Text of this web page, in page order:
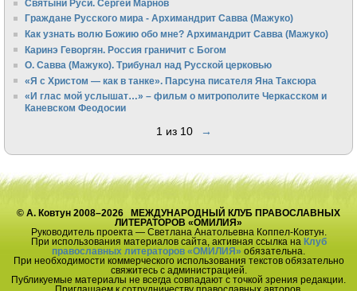
Святыни Руси. Сергей Марнов
Граждане Русского мира - Архимандрит Савва (Мажуко)
Как узнать волю Божию обо мне? Архимандрит Савва (Мажуко)
Каринэ Геворгян. Россия граничит с Богом
О. Савва (Мажуко). Трибунал над Русской церковью
«Я с Христом — как в танке». Парсуна писателя Яна Таксюра
«И глас мой услышат…» – фильм о митрополите Черкасском и
Каневском Феодосии
1 из 10 →
© А. Ковтун 2008–2026 МЕЖДУНАРОДНЫЙ КЛУБ ПРАВОСЛАВНЫХ
ЛИТЕРАТОРОВ «ОМИЛИЯ»
Руководитель проекта — Светлана Анатольевна Коппел-Ковтун.
При использования материалов сайта, активная ссылка на Клуб
православных литераторов «ОМИЛИЯ» обязательна.
При необходимости коммерческого использования текстов обязательно
свяжитесь с администрацией.
Публикуемые материалы не всегда совпадают с точкой зрения редакции.